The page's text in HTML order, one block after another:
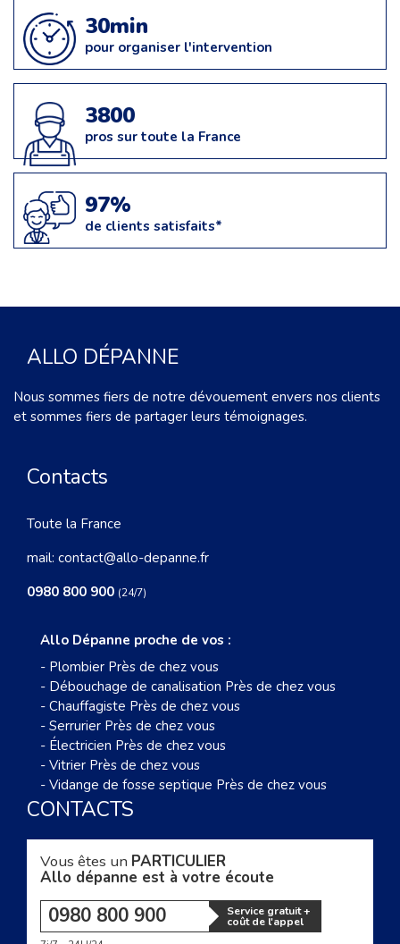
30min
pour organiser l'intervention
3800
pros sur toute la France
97%
de clients satisfaits*
ALLO DÉPANNE
Nous sommes fiers de notre dévouement envers nos clients
et sommes fiers de partager leurs témoignages.
Contacts
Toute la France
mail: contact@allo-depanne.fr
0980 800 900 (24/7)
Allo Dépanne proche de vos :
- Plombier Près de chez vous
- Débouchage de canalisation Près de chez vous
- Chauffagiste Près de chez vous
- Serrurier Près de chez vous
- Électricien Près de chez vous
- Vitrier Près de chez vous
- Vidange de fosse septique Près de chez vous
CONTACTS
Vous êtes un PARTICULIER
Allo dépanne est à votre écoute
0980 800 900 Service gratuit +
coût de l'appel